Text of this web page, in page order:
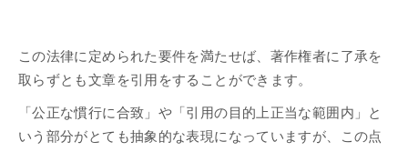
この法律に定められた要件を満たせば、著作権者に了承を
取らずとも文章を引用をすることができます。
「公正な慣行に合致」や「引用の目的上正当な範囲内」と
いう部分がとても抽象的な表現になっていますが、この点